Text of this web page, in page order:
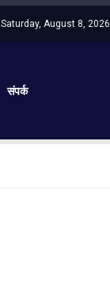
Saturday, August 8, 2026
संपर्क